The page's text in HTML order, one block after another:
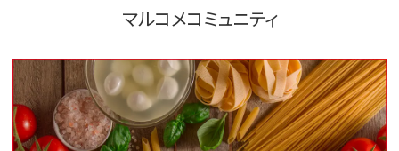
マルコメコミュニティ